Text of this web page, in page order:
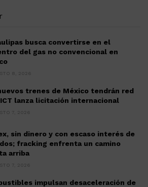
busca convertirse en el
del gas no convencional en
8, 2026
trenes de México tendrán red
lanza licitación internacional
7, 2026
sin dinero y con escaso interés de
fracking enfrenta un camino
arriba
7, 2026
impulsan desaceleración de